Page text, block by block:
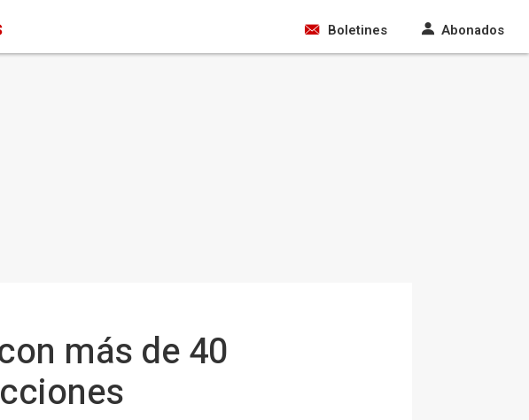
Boletines Abonados
más de 40